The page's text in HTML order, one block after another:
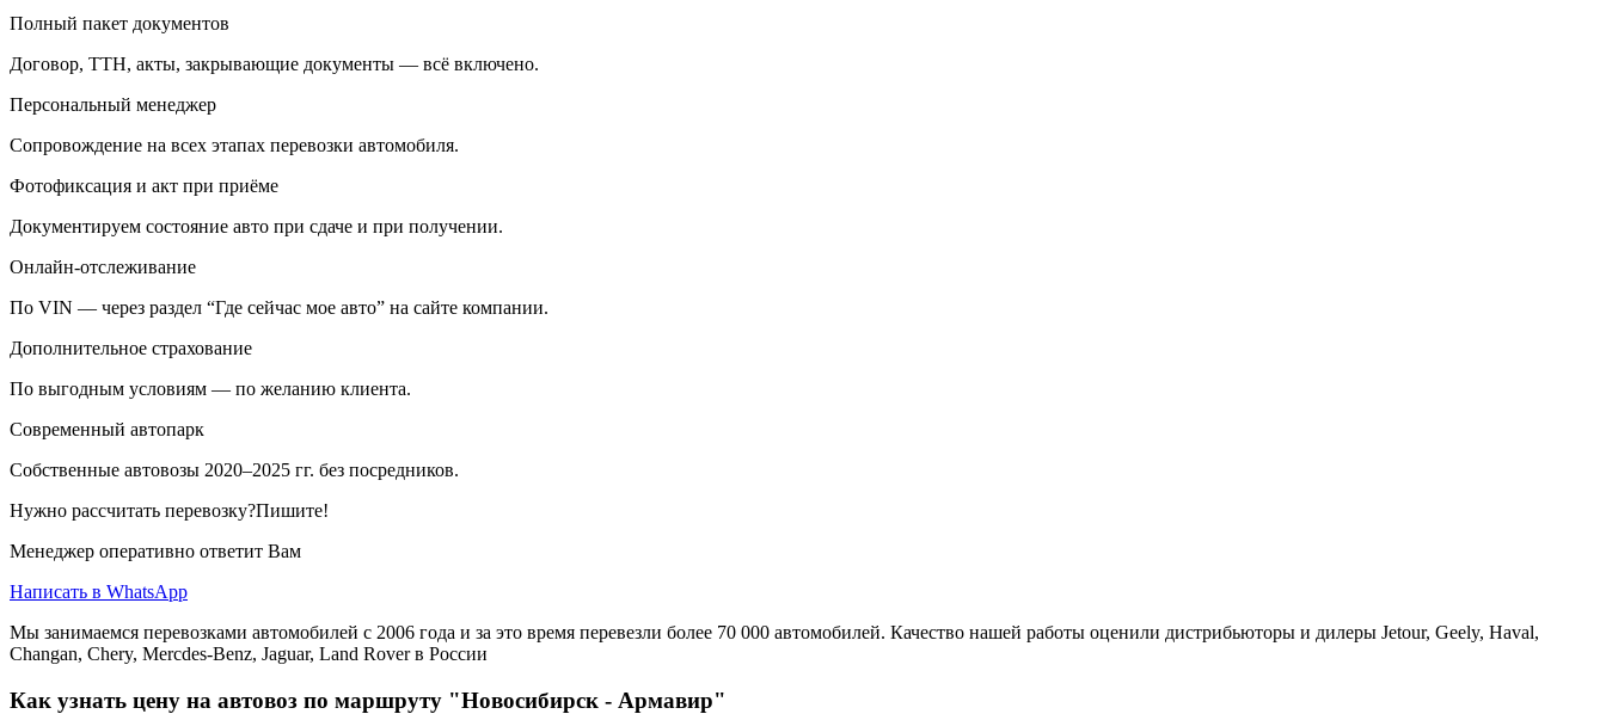
Полный пакет документов
Договор, ТТН, акты, закрывающие документы — всё включено.
Персональный менеджер
Сопровождение на всех этапах перевозки автомобиля.
Фотофиксация и акт при приёме
Документируем состояние авто при сдаче и при получении.
Онлайн-отслеживание
По VIN — через раздел “Где сейчас мое авто” на сайте компании.
Дополнительное страхование
По выгодным условиям — по желанию клиента.
Современный автопарк
Собственные автовозы 2020–2025 гг. без посредников.
Нужно рассчитать перевозку?Пишите!
Менеджер оперативно ответит Вам
Написать в WhatsApp
Мы занимаемся перевозками автомобилей с 2006 года и за это время перевезли более 70 000 автомобилей. Качество нашей работы оценили дистрибьюторы и дилеры Jetour, Geely, Haval,
Changan, Chery, Mercdes-Benz, Jaguar, Land Rover в России
Как узнать цену на автовоз по маршруту "Новосибирск - Армавир"